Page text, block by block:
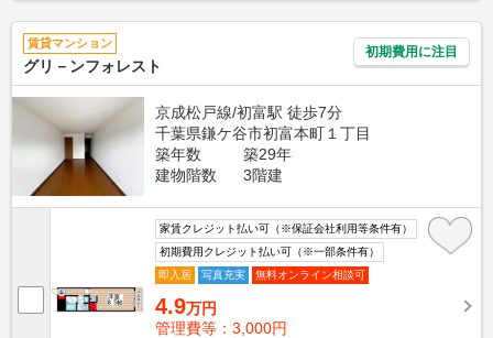
賃貸マンション
グリ－ンフォレスト
初期費用に注目
京成松戸線/初富駅 徒歩7分
千葉県鎌ケ谷市初富本町１丁目
築年数
築29年
建物階数
3階建
家賃クレジット払い可（※保証会社利用等条件有）
初期費用クレジット払い可（※一部条件有）
即入居
写真充実 無料オンライン相談可
4.9万円
管理費等：3,000円